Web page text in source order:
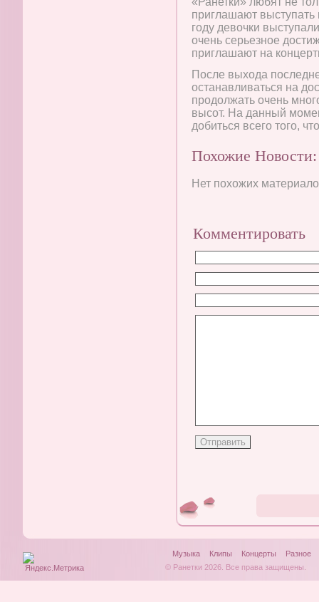
приглашают
году девочки
очень серьезное
приглашают на
После выхода
останавливаться на
продолжать очень
высот. На данный
добиться всего того,
Похожие Новости:
Нет похожих
Комментировать
Музыка Клипы Концерты
Разное
© Ранетки 2026. Все права защищены.